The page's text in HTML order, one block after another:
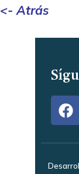
<- Atrás